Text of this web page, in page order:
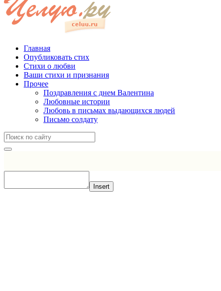
Главная
Опубликовать стих
Стихи о любви
Ваши стихи и признания
Прочее
Поздравления с днем Валентина
Любовные истории
Любовь в письмах выдающихся людей
Письмо солдату
Insert